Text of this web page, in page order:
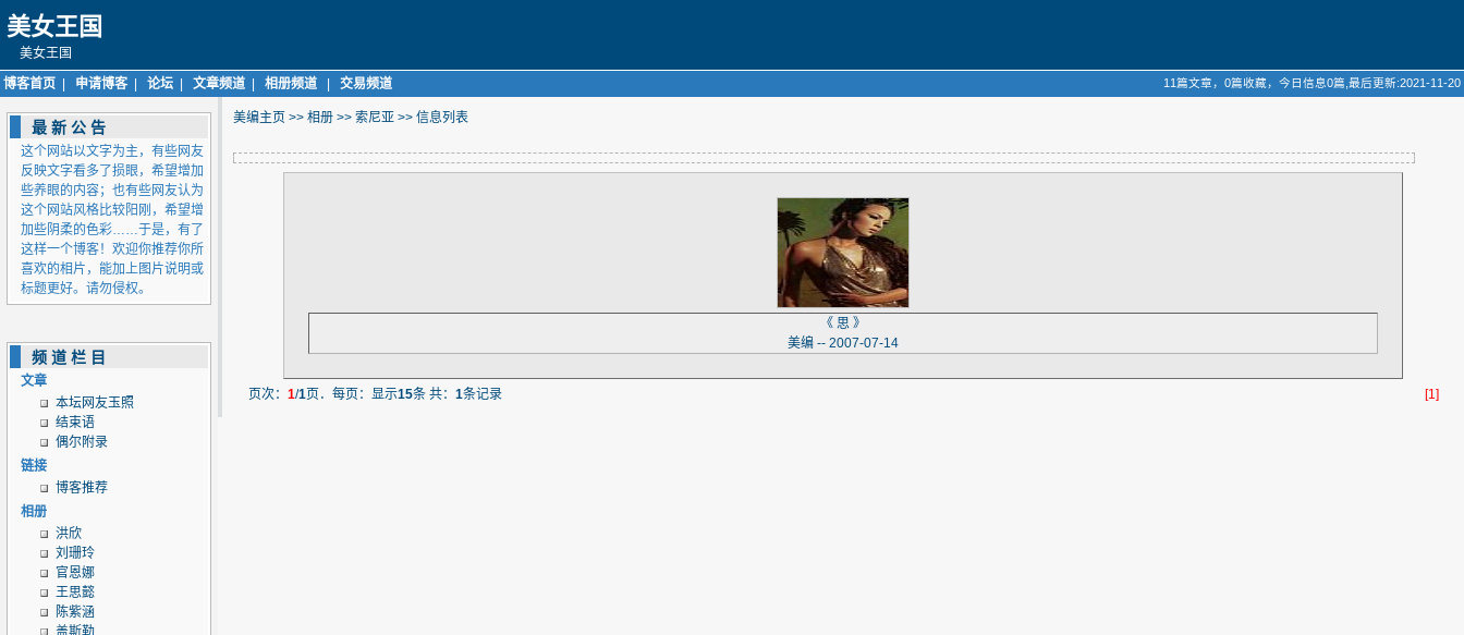
美女王国
美女王国
11篇文章，0篇收藏，今日信息0篇,最后更新:2021-11-20
博客首页 申请博客 论坛 文章频道 相册频道 交易频道
最新公告
这个网站以文字为主，有些网友
反映文字看多了损眼，希望增加
些养眼的内容；也有些网友认为
这个网站风格比较阳刚，希望增
加些阴柔的色彩……于是，有了
这样一个博客！欢迎你推荐你所
喜欢的相片，能加上图片说明或
标题更好。请勿侵权。
频道栏目
文章
本坛网友玉照
结束语
偶尔附录
链接
博客推荐
相册
洪欣
刘珊玲
官恩娜
王思懿
陈紫涵
盖斯勒
美编主页 >> 相册 >> 索尼亚 >> 信息列表
《 思 》
美编 -- 2007-07-14
页次： 1/1页．每页：显示15条 共： 1条记录 [1]